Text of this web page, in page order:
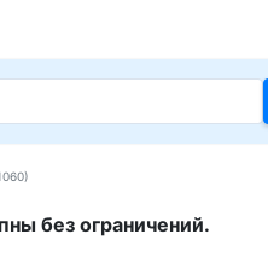
без ограничений.